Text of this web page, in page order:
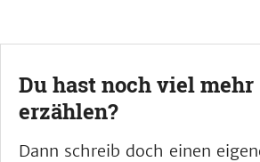
Du hast noch viel mehr
erzählen?
Dann schreib doch einen